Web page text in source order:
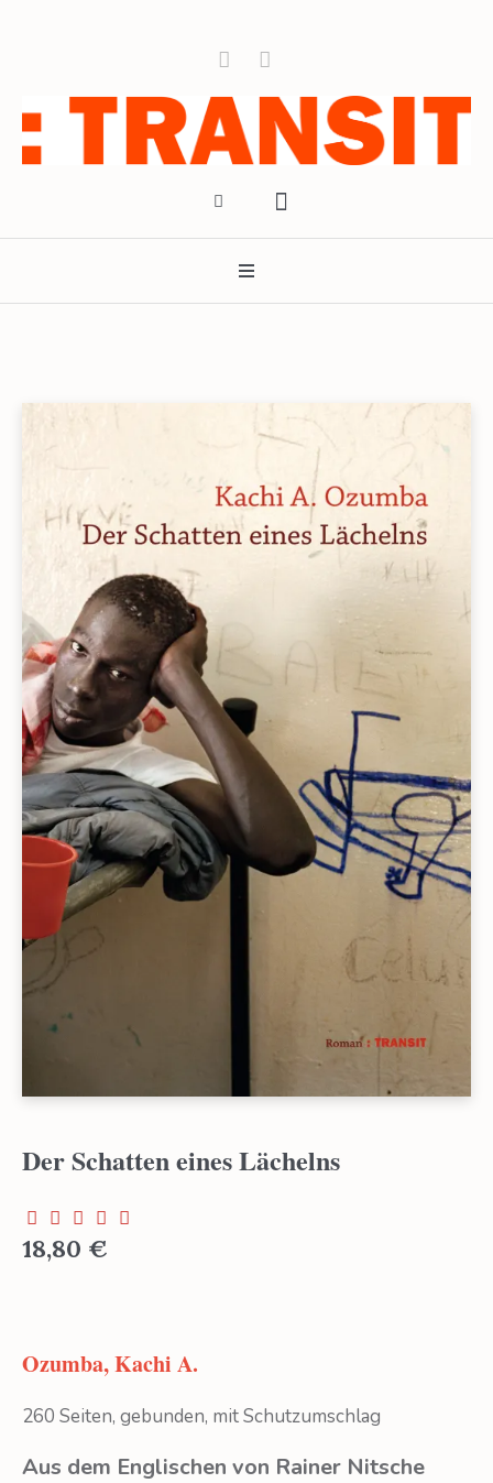
Der Schatten eines Lächelns
18,80 €
Ozumba, Kachi A.
260 Seiten, gebunden, mit Schutzumschlag
Aus dem Englischen von Rainer Nitsche